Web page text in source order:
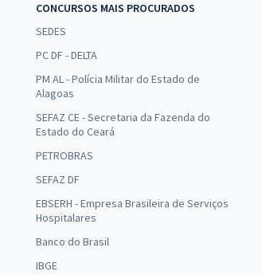
CONCURSOS MAIS PROCURADOS
SEDES
PC DF - DELTA
PM AL - Polícia Militar do Estado de
Alagoas
SEFAZ CE - Secretaria da Fazenda do
Estado do Ceará
PETROBRAS
SEFAZ DF
EBSERH - Empresa Brasileira de Serviços
Hospitalares
Banco do Brasil
IBGE